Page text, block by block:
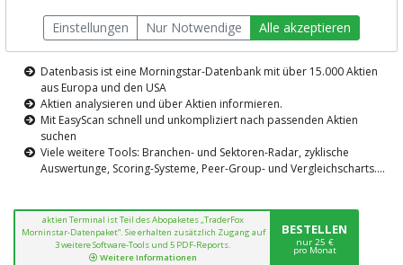
Die Aktienanalyse-Plattform von
TraderFox
Datenbasis ist eine Morningstar-Datenbank mit über 15.000 Aktien
aus Europa und den USA
Aktien analysieren und über Aktien informieren.
Mit EasyScan schnell und unkompliziert nach passenden Aktien
suchen
Viele weitere Tools: Branchen- und Sektoren-Radar, zyklische
Auswertunge, Scoring-Systeme, Peer-Group- und Vergleichscharts....
aktien Terminal ist Teil des Abopaketes „TraderFox
Morninstar-Datenpaket“. Sie erhalten zusätzlich Zugang auf
3 weitere Software-Tools und 5 PDF-Reports.
Weitere Informationen
BESTELLEN
nur 25 €
pro Monat
Einstellungen Nur Notwendige Alle akzeptieren